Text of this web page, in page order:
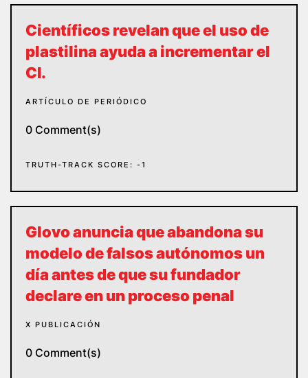
Científicos revelan que el uso de
plastilina ayuda a incrementar el
CI.
ARTÍCULO DE PERIÓDICO
0 Comment(s)
TRUTH-TRACK SCORE: -1
Glovo anuncia que abandona su
modelo de falsos autónomos un
día antes de que su fundador
declare en un proceso penal
X PUBLICACIÓN
0 Comment(s)